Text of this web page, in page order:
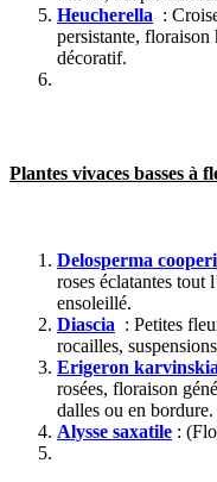
Heucherella :
persistante,
décoratif.
Plantes vivaces basses à
Delosperma cooperi
roses éclatantes tout
ensoleillé.
Diascia : Petites
rocailles,
Erigeron
rosées, floraison
dalles ou en bordure.
Alysse saxatile :